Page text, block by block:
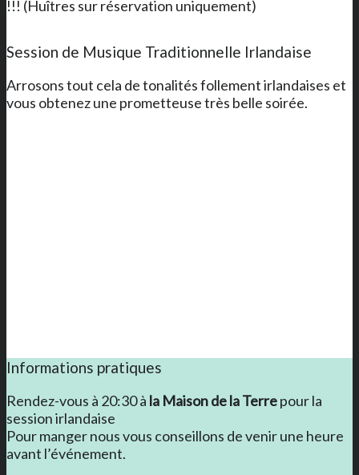
!!! (Huîtres sur réservation uniquement)
Session de Musique Traditionnelle Irlandaise
Arrosons tout cela de tonalités follement irlandaises et
vous obtenez une prometteuse très belle soirée.
Informations pratiques
Rendez-vous à 20:30 à la Maison de la Terrepour la
session irlandaise
Pour manger nous vous conseillons de venir une heure
avant l’événement.